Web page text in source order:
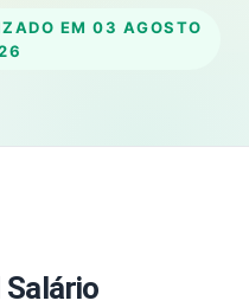
EM 03 AGOSTO